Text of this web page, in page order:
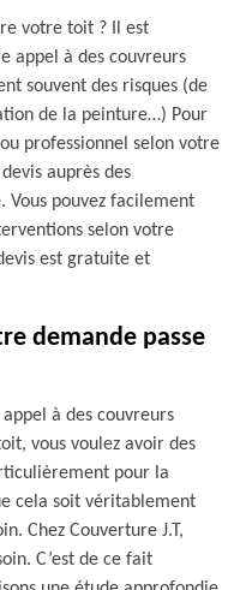
votre toit ? Il est
appel à des couvreurs
souvent des risques (de
de la peinture…) Pour
professionnel selon votre
auprès des
Vous pouvez facilement
selon votre
est gratuite et
demande passe
à des couvreurs
vous voulez avoir des
pour la
cela soit véritablement
Chez Couverture J.T,
C’est de ce fait